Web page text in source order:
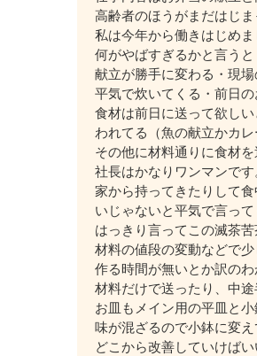
高齢者のほうがまだはじま
私は今年から働きはじめま
何がやばすぎるかと言うと
献立が勝手に変わる・現
平気で炊いてくる・前日
食材は前日に送って欲し
われてる（魚の献立かカ
その他に材料通りに食材
社長はかなりワンマンで
家から持ってきたりして
いじゃないと平気で言って
はっきり言ってこの滅茶
材料の値段の変動などで
作る時間が無いとか訳のわ
材料だけで送ったり、中
お皿もメイン用の平皿と
味が混ざるので小鉢に変
どこから改善していけば